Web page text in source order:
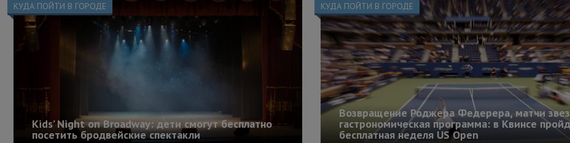
КУДА ПОЙТИ В ГОРОДЕ
Kids’ Night on Broadway: дети смогут бесплатно
посетить бродвейские спектакли
КУДА ПОЙТИ В ГОРОДЕ
Возвращение Роджера Федерера, матчи
гастрономическая программа: в Квинсе
бесплатная неделя US Open